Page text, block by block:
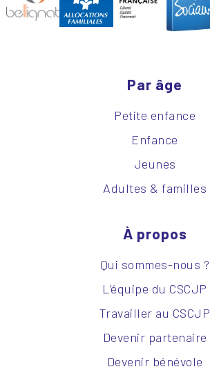
Par âge
Petite enfance
Enfance
Jeunes
Adultes & familles
À propos
Qui sommes-nous ?
L’équipe du CSCJP
Travailler au CSCJP
Devenir partenaire
Devenir bénévole